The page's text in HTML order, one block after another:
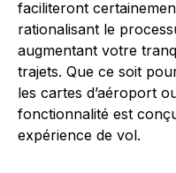
faciliteront
rationalisant le
augmentant votre
trajets. Que ce soit
les cartes d’aéroport
fonctionnalité est
expérience de vol.